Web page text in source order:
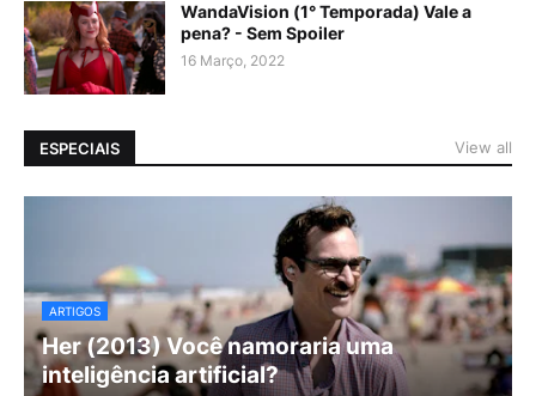
WandaVision (1° Temporada) Vale a
pena? - Sem Spoiler
16 Março, 2022
ESPECIAIS View all
ARTIGOS
Her (2013) Você namoraria uma
inteligência artificial?